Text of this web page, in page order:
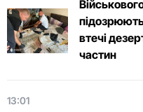
втечі
частин
13:01